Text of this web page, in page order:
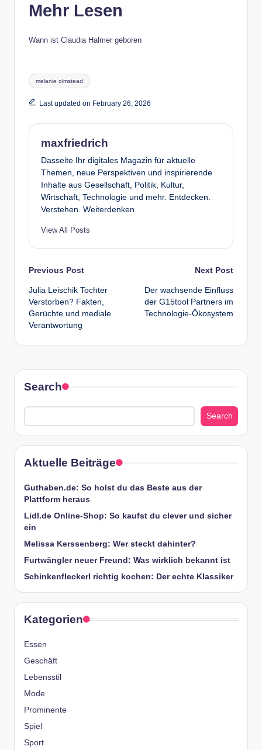
Mehr Lesen
Wann ist Claudia Halmer geboren
Tags:
melanie olmstead
Last updated on February 26, 2026
maxfriedrich
Dasseite Ihr digitales Magazin für aktuelle
Themen, neue Perspektiven und inspirierende
Inhalte aus Gesellschaft, Politik, Kultur,
Wirtschaft, Technologie und mehr. Entdecken.
Verstehen. Weiterdenken
View All Posts
Post
navigation
Previous Post
Julia Leischik Tochter
Verstorben? Fakten,
Gerüchte und mediale
Verantwortung
Next Post
Der wachsende Einfluss
der G15tool Partners im
Technologie-Ökosystem
Search
Search
Aktuelle Beiträge
Guthaben.de: So holst du das Beste aus der
Plattform heraus
Lidl.de Online-Shop: So kaufst du clever und sicher
ein
Melissa Kerssenberg: Wer steckt dahinter?
Furtwängler neuer Freund: Was wirklich bekannt ist
Schinkenfleckerl richtig kochen: Der echte Klassiker
Kategorien
Essen
Geschäft
Lebensstil
Mode
Prominente
Spiel
Sport